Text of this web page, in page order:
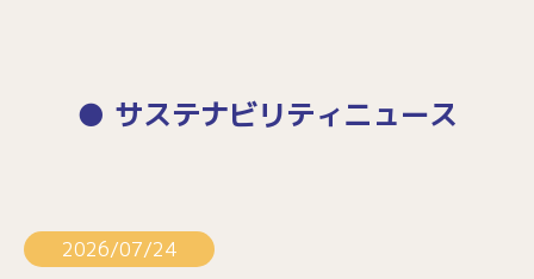
サステナビリティニュース
2026/07/24